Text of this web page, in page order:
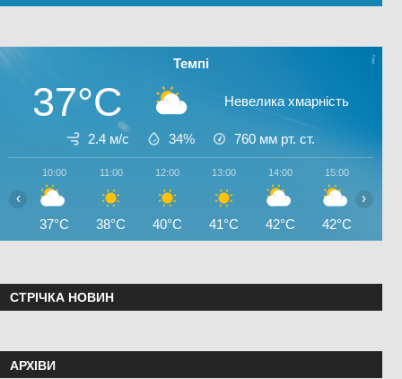
Темпі
37°C Невелика хмарність
2.4 м/с 34% 760 мм рт. ст.
10:00
37°C
11:00
38°C
12:00
40°C
13:00
41°C
14:00
42°C
15:00
42°C
‹ ›
СТРІЧКА НОВИН
АРХІВИ